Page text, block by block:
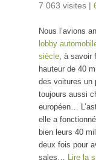
7 063 visites |
Nous l’avions
lobby
siècle, à savoir
hauteur de 40
des voitures un
toujours aussi
européen…
elle a
bien leurs 40
deux fois pour
sales… Lire la